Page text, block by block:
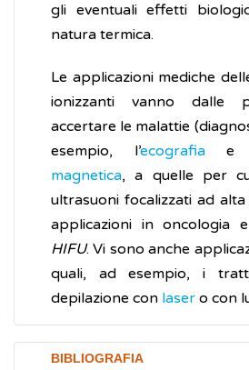
gli eventuali effetti
natura termica.
Le applicazioni mediche
ionizzanti vanno dalle
accertare le malattie
esempio, l’ecografiae
magnetica, a quelle per
ultrasuoni focalizzati ad
applicazioni in oncologia
HIFU. Vi sono anche
quali, ad esempio, i
depilazione con laser o con
BIBLIOGRAFIA